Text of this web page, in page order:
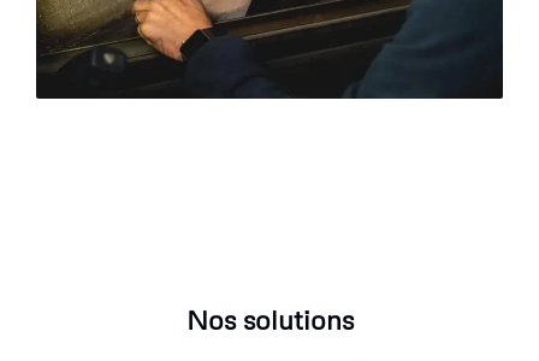
Nos solutions